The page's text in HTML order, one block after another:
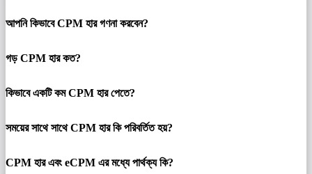
আপনি কিভাবে CPM হার গণনা করবেন?
গড় CPM হার কত?
কিভাবে একটি কম CPM হার পেতে?
সময়ের সাথে সাথে CPM হার কি পরিবর্তিত হয়?
CPM হার এবং eCPM এর মধ্যে পার্থক্য কি?